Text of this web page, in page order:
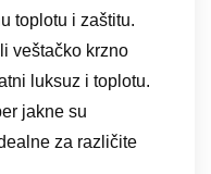
toplotu i zaštitu.
veštačko krzno
luksuz i toplotu.
jakne su
za različite